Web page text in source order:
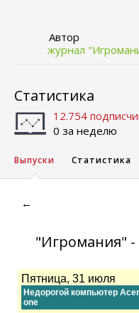
Автор
журнал
Статистика
12.754
0 за неделю
Выпуски Статистика
←
"Игромания"
Пятница, 31 июля
Недорогой компьютер
one